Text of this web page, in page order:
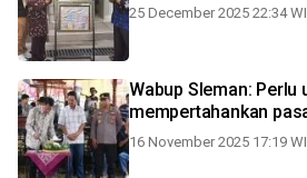
25 December 2025 22:34
Wabup Sleman: Perlu
mempertahankan
16 November 2025 17:19